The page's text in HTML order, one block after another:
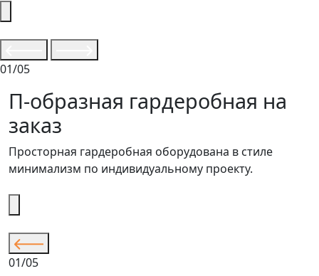
01/05
П-образная гардеробная на
заказ
Просторная гардеробная оборудована в стиле
минимализм по индивидуальному проекту.
01/05